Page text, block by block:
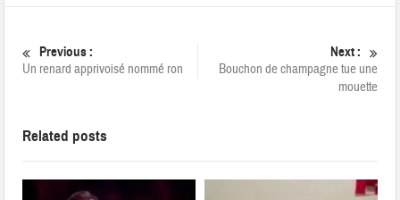
Previous :
Un renard apprivoisé nommé ron
Next :
Bouchon de champagne tue une
mouette
Related posts